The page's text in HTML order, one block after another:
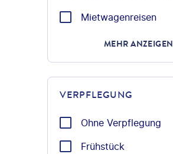
Mietwagenreisen
MEHR ANZEIGEN
VERPFLEGUNG
Ohne Verpflegung
Frühstück